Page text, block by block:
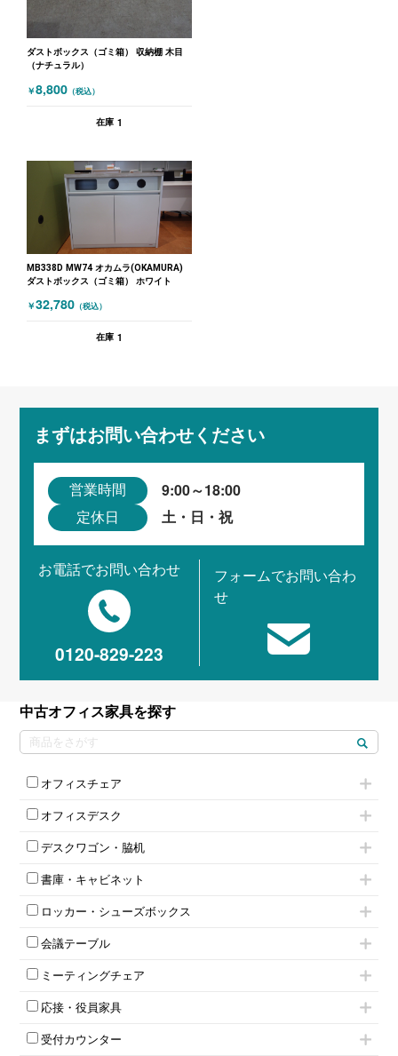
ダストボックス（ゴミ箱） 収納棚 木目
（ナチュラル）
￥8,800 （税込）
在庫 1
MB338D MW74 オカムラ(OKAMURA)
ダストボックス（ゴミ箱） ホワイト
￥32,780 （税込）
在庫 1
まずはお問い合わせください
営業時間 9:00～18:00
定休日 土・日・祝
お電話でお問い合わせ
0120-829-223
フォームでお問い合わ
せ
中古オフィス家具を探す
オフィスチェア
肘付きチェア
肘無しチェア
役員チェア
オフィスチェアその他
オフィスデスク
片袖机
フリーアドレスデスク（ベンチデスク）
昇降デスク
両袖机
デスクワゴン・脇机
インワゴン2段
インワゴン3段
脇机
書庫・キャビネット
ハイキャビネット
ローキャビネット
両開きキャビネット
上下連結キャビネット
軽量ラック（スチールラック）
収納家具その他
ロッカー・シューズボックス
1人用ロッカー
2人用ロッカー
3人用ロッカー
5人用ロッカー
8人用ロッカー
会議テーブル
ミーティングテーブル
スタッキングテーブル
ネスティングテーブル
カウンターテーブル
ミーティングチェア
キャスター付きミーティングチェア
スタッキングミーティングチェア
テーブル付きミーティングチェア
応接・役員家具
応接セット
応接ソファ
受付カウンター